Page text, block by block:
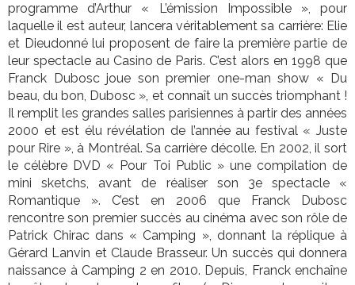
programme d’Arthur « L’émission Impossible », pour
laquelle il est auteur, lancera véritablement sa carrière: Elie
et Dieudonné lui proposent de faire la première partie de
leur spectacle au Casino de Paris. C’est alors en 1998 que
Franck Dubosc joue son premier one-man show « Du
beau, du bon, Dubosc », et connaît un succès triomphant !
Il remplit les grandes salles parisiennes à partir des années
2000 et est élu révélation de l’année au festival « Juste
pour Rire », à Montréal. Sa carrière décolle. En 2002, il sort
le célèbre DVD « Pour Toi Public » une compilation de
mini sketchs, avant de réaliser son 3e spectacle «
Romantique ». C’est en 2006 que Franck Dubosc
rencontre son premier succès au cinéma avec son rôle de
Patrick Chirac dans « Camping », donnant la réplique à
Gérard Lanvin et Claude Brasseur. Un succès qui donnera
naissance à Camping 2 en 2010. Depuis, Franck enchaîne